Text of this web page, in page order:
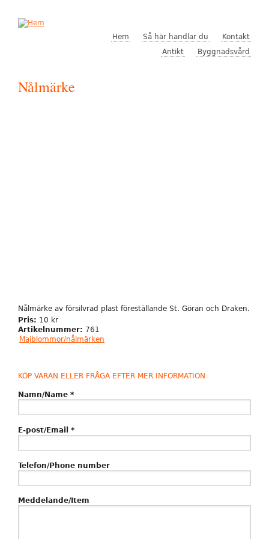
Hem Så här handlar du
Kontakt
Antikt
Byggnadsvård
Nålmärke
Nålmärke av försilvrad plast föreställande St. Göran och Draken.
Pris: 10 kr
Artikelnummer: 761
Majblommor/nålmärken
KÖP VARAN ELLER FRÅGA EFTER MER INFORMATION
Namn/Name *
E-post/Email *
Telefon/Phone number
Meddelande/Item